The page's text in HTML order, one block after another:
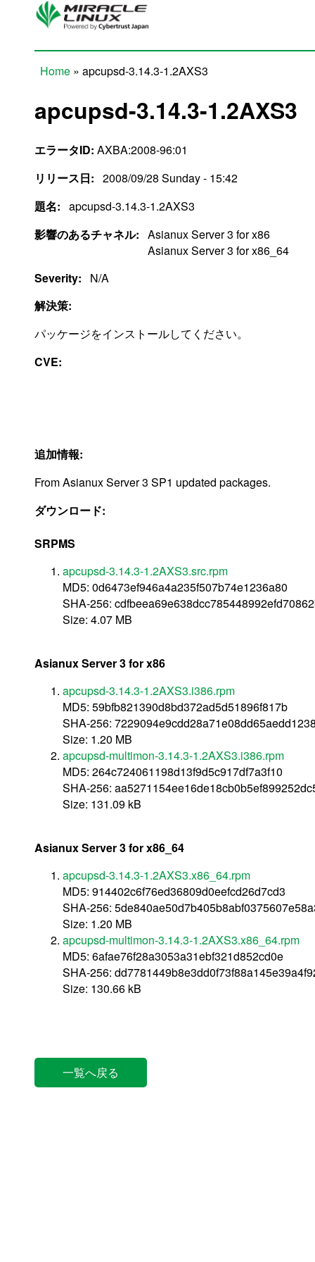
Skip to main content
Home » apcupsd-3.14.3-1.2AXS3
apcupsd-3.14.3-1.2AXS3
エラータID: AXBA:2008-96:01
リリース日: 2008/09/28 Sunday - 15:42
題名: apcupsd-3.14.3-1.2AXS3
影響のあるチャネル: Asianux Server 3 for x86
Asianux Server 3 for x86_64
Severity:
N/A
解決策:
パッケージをインストールしてください。
CVE:
追加情報:
From Asianux Server 3 SP1 updated packages.
ダウンロード:
SRPMS
apcupsd-3.14.3-1.2AXS3.src.rpm
MD5: 0d6473ef946a4a235f507b74e1236a80
SHA-256:
Size: 4.07 MB
Asianux Server 3 for x86
apcupsd-3.14.3-1.2AXS3.i386.rpm
MD5: 59bfb821390d8bd372ad5d51896f817b
SHA-256:
Size: 1.20 MB
apcupsd-multimon-3.14.3-1.2AXS3.i386.rpm
MD5: 264c724061198d13f9d5c917df7a3f10
SHA-256:
Size: 131.09 kB
Asianux Server 3 for x86_64
apcupsd-3.14.3-1.2AXS3.x86_64.rpm
MD5: 914402c6f76ed36809d0eefcd26d7cd3
SHA-256:
Size: 1.20 MB
apcupsd-multimon-3.14.3-1.2AXS3.x86_64.rpm
MD5: 6afae76f28a3053a31ebf321d852cd0e
SHA-256:
Size: 130.66 kB
一覧へ戻る